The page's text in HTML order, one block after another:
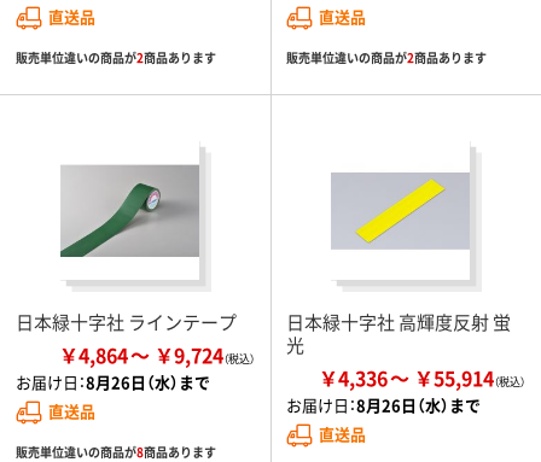
直送品
販売単位違いの商品が2商品あります
直送品
販売単位違いの商品が2商品あります
日本緑十字社 ラインテープ
￥4,864 ￥9,724
お届け日：8月26日（水）まで
直送品
販売単位違いの商品が8商品あります
日本緑十字社 高輝度反射 蛍
光
￥4,336 ￥55,914
お届け日：8月26日（水）まで
直送品